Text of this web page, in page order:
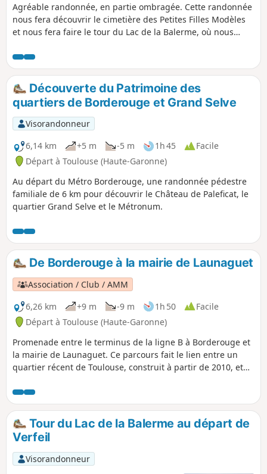
Agréable randonnée, en partie ombragée. Cette randonnée
nous fera découvrir le cimetière des Petites Filles Modèles
et nous fera faire le tour du Lac de la Balerme, où nous
Découverte du Patrimoine des
quartiers de Borderouge et Grand Selve
Visorandonneur
6,14 km
+5 m -5 m 1h 45
Facile
Départ à Toulouse (Haute-Garonne)
Au départ du Métro Borderouge, une randonnée pédestre
familiale de 6 km pour découvrir le Château de Paleficat, le
quartier Grand Selve et le Métronum.
De Borderouge à la mairie de Launaguet
Association / Club / AMM
6,26 km
+9 m -9 m 1h 50
Facile
Départ à Toulouse (Haute-Garonne)
Promenade entre le terminus de la ligne B à Borderouge et
la mairie de Launaguet. Ce parcours fait le lien entre un
quartier récent de Toulouse, construit à partir de 2010, et
de la ville de Launaguet. Après la traversée de la Rocade
Nord, le trajet passe par des chemins longeant l'Hers et des
zones pavillonnaires. Un pont permet d'entrer à Aucamville
par une zone naturelle aménagée. Puis le chemin nous
guide jusqu'à Launaguet, pour y découvrir la mairie et son
parc offrant un point de vue remarquable.
Tour du Lac de la Balerme au départ de
Verfeil
Visorandonneur